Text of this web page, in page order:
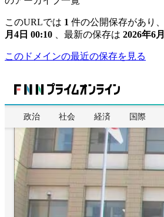
このURLでは 1 件の公開保存があり
月4日 00:10
、最新の保存は 2026年6
このドメインの最近の保存を見る